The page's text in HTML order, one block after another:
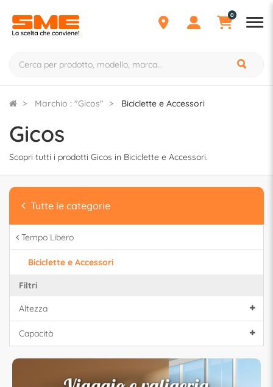
0
Marchio : "Gicos" Biciclette e Accessori
Gicos
Scopri tutti i prodotti Gicos in Biciclette e Accessori.
Tutte le categorie
Tempo Libero
Biciclette e Accessori
Filtri
Altezza
Capacità